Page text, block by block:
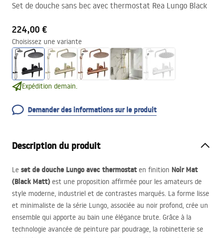
Set de douche sans bec avec thermostat Rea Lungo Black
224,00 €
Choisissez une variante
Expédition demain.
Demander des informations sur le produit
Description du produit
Le set de douche Lungo avec thermostat en finition Noir Mat
(Black Matt) est une proposition affirmée pour les amateurs de
style moderne, industriel et de contrastes marqués. La forme lisse
et minimaliste de la série Lungo, associée au noir profond, crée un
ensemble qui apporte au bain une élégance brute. Grâce à la
technologie avancée de peinture par poudrage, la robinetterie se